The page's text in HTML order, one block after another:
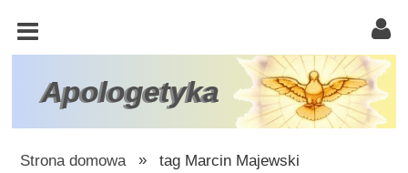
Apologetyka
KOŚCIÓŁ
KATOLICKI
TRÓJCA
ŚWIĘTA
Strona domowa » tag Marcin Majewski